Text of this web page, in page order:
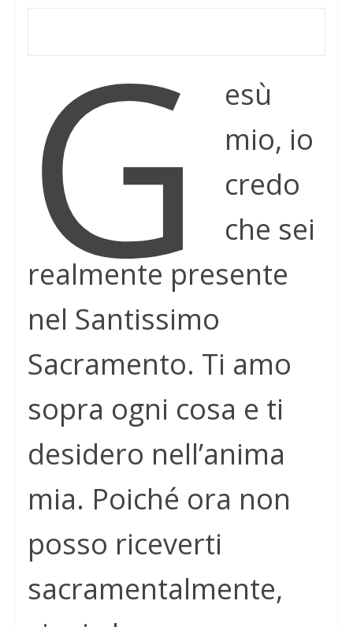
G
esù
mio, io
credo
che sei
realmente presente
nel Santissimo
Sacramento. Ti amo
sopra ogni cosa e ti
desidero nell’anima
mia. Poiché ora non
posso riceverti
sacramentalmente,